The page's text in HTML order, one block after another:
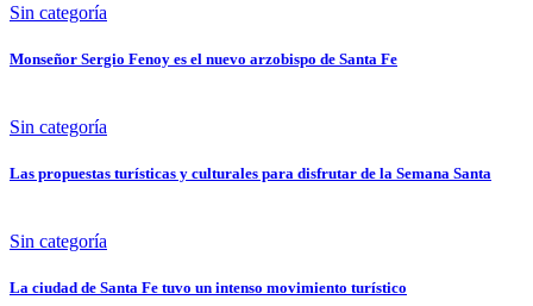
Sin categoría
Monseñor Sergio Fenoy es el nuevo arzobispo de Santa Fe
Sin categoría
Las propuestas turísticas y culturales para disfrutar de la Semana Santa
Sin categoría
La ciudad de Santa Fe tuvo un intenso movimiento turístico